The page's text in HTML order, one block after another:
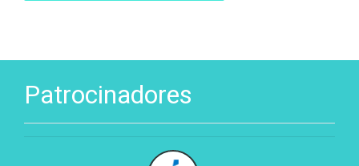
Patrocinadores